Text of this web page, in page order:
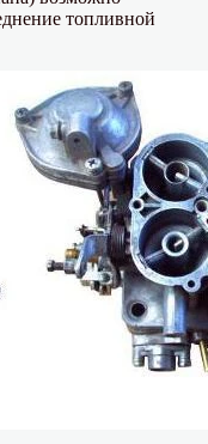
топливной